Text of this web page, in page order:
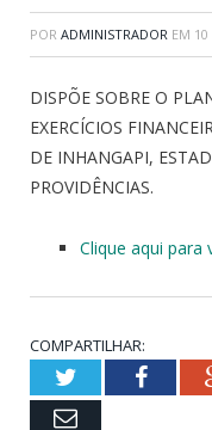
POR ADMINISTRADOR EM
DISPÕE SOBRE O
EXERCÍCIOS
DE INHANGAPI,
PROVIDÊNCIAS.
Clique aqui para
COMPARTILHAR:
Twitter
Email